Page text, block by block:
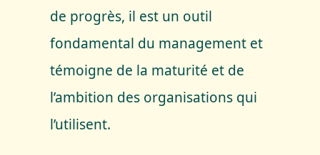
de progrès, il est un outil
fondamental du management et
témoigne de la maturité et de
l’ambition des organisations qui
l’utilisent.